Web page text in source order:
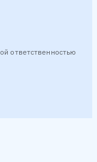
ответственностью